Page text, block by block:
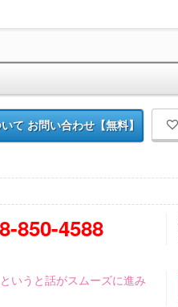
て お問い合わせ【無料】
850-4588
いうと話がスムーズに進み